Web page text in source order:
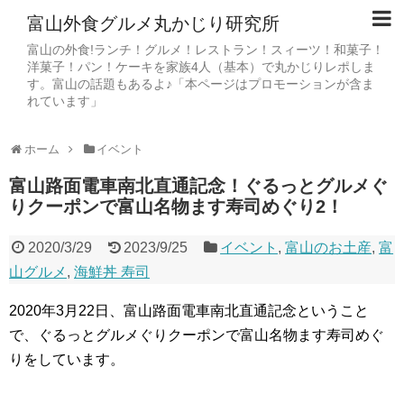
富山外食グルメ丸かじり研究所
富山の外食!ランチ！グルメ！レストラン！スィーツ！和菓子！
洋菓子！パン！ケーキを家族4人（基本）で丸かじりレポしま
す。富山の話題もあるよ♪「本ページはプロモーションが含ま
れています」
ホーム イベント
富山路面電車南北直通記念！ぐるっとグルメぐ
りクーポンで富山名物ます寿司めぐり2！
2020/3/29 2023/9/25 イベント ,富山のお土産,富
山グルメ , 海鮮丼 寿司
2020年3月22日、富山路面電車南北直通記念ということ
で、ぐるっとグルメぐりクーポンで富山名物ます寿司めぐ
りをしています。